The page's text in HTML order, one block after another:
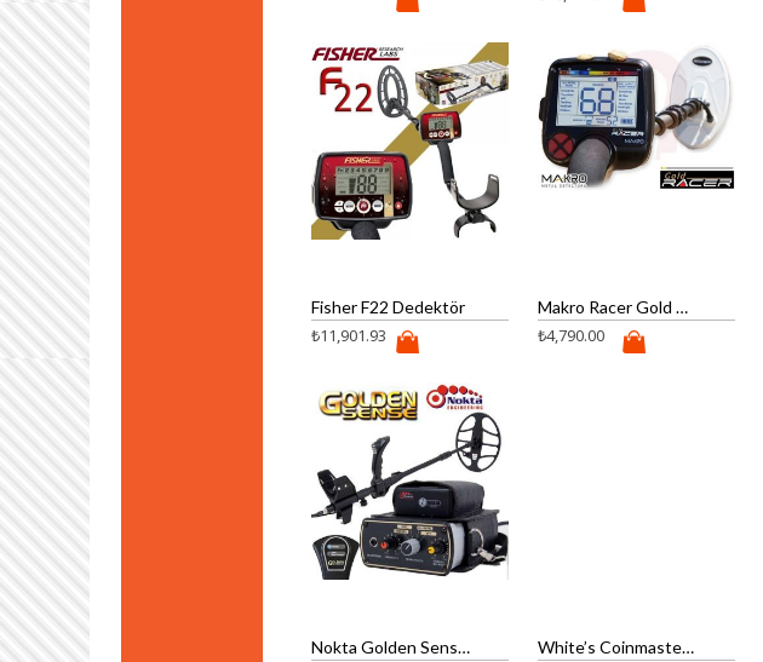
Fisher F22 Dedektör
₺11,901.93
Makro Racer Gold Dedektör( 56 khz )
₺4,790.00
Nokta Golden Sense Dedektör White’s Coinmaster Dedektör